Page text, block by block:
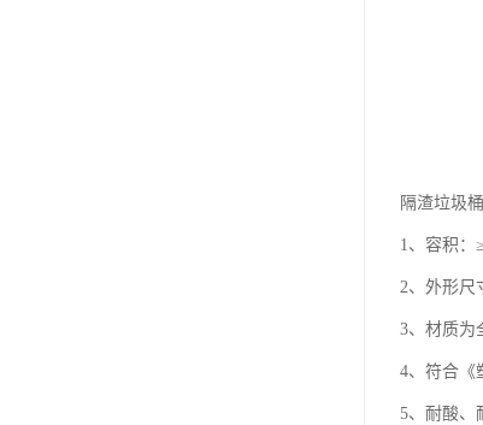
隔渣垃圾
1、容积：
2、外形尺
3、材质为
4、符合《
5、耐酸、